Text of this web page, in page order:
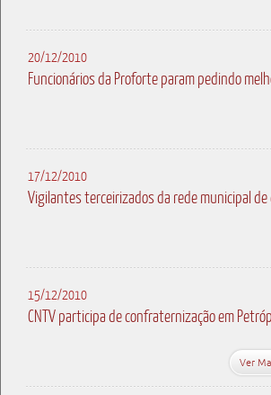
20/12/2010
Funcionários da Proforte param pedindo
17/12/2010
Vigilantes terceirizados da rede municipal
15/12/2010
CNTV participa de confraternização em
Ver